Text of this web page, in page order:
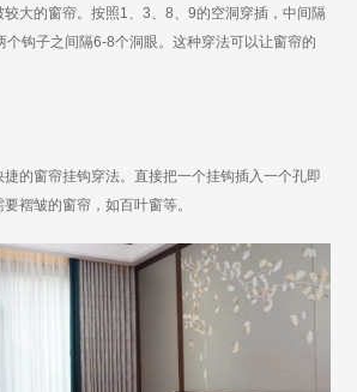
的窗帘。按照1、3、8、9的空洞穿插，中间隔
个钩子之间隔6-8个洞眼。这种穿法可以让窗帘的
窗帘挂钩穿法。直接把一个挂钩插入一个孔即
褶皱的窗帘，如百叶窗等。